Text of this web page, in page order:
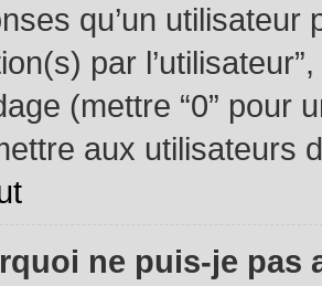
qu’un
par
(mettre “0” pour
aux utilisateurs
ne puis-je pas